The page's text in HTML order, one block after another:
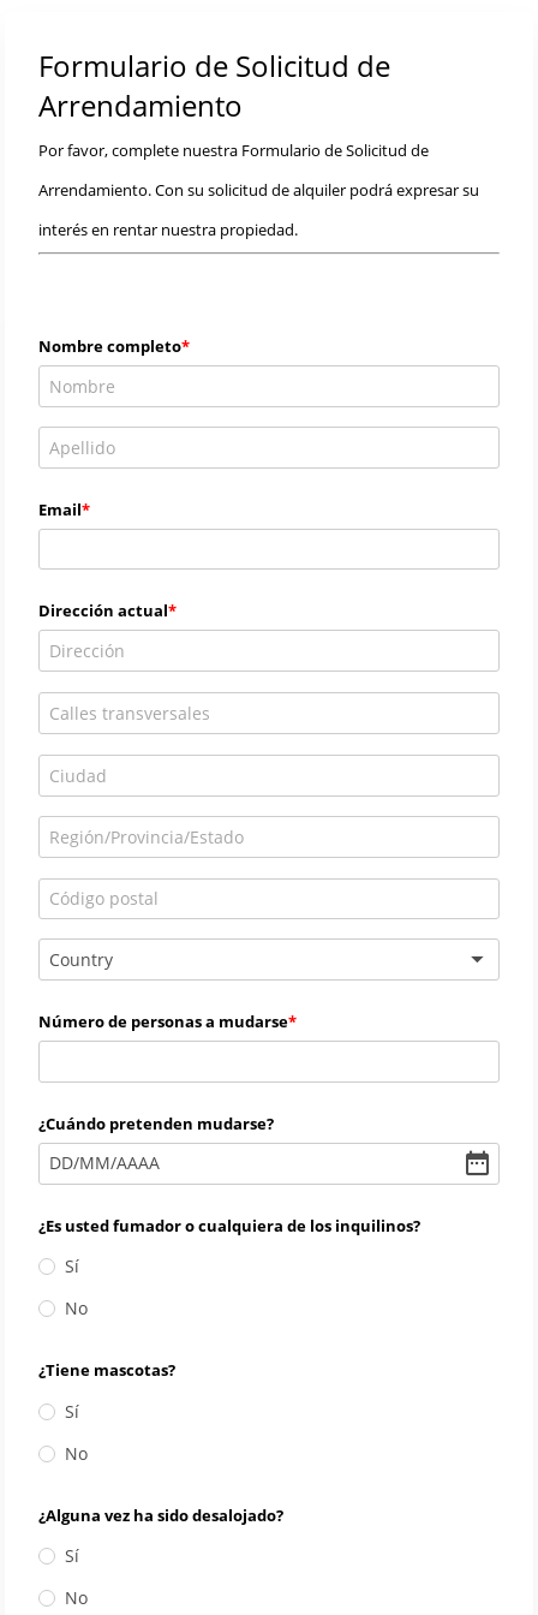
Formulario de Solicitud de
Arrendamiento
Por favor, complete nuestra Formulario de Solicitud de
Arrendamiento. Con su solicitud de alquiler podrá expresar su
interés en rentar nuestra propiedad.
Nombre completo
Email
Dirección actual
Country
Número de personas a mudarse
¿Cuándo pretenden mudarse?
DD/MM/AAAA
¿Es usted fumador o cualquiera de los inquilinos?
Sí
No
¿Tiene mascotas?
Sí
No
¿Alguna vez ha sido desalojado?
Sí
No